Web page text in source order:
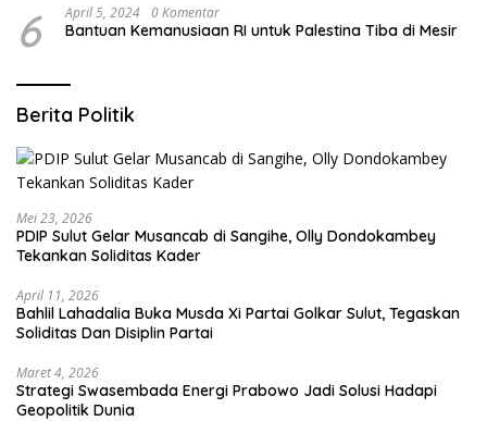
6 April 5, 2024 0 Komentar
Bantuan Kemanusiaan RI untuk Palestina Tiba di Mesir
Berita Politik
Mei 23, 2026
PDIP Sulut Gelar Musancab di Sangihe, Olly Dondokambey
Tekankan Soliditas Kader
April 11, 2026
Bahlil Lahadalia Buka Musda Xi Partai Golkar Sulut, Tegaskan
Soliditas Dan Disiplin Partai
Maret 4, 2026
Strategi Swasembada Energi Prabowo Jadi Solusi Hadapi
Geopolitik Dunia